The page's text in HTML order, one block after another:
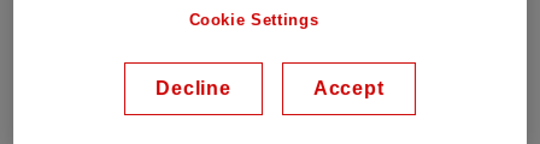
ドンに建設するものです。これは、ロンドンにおい
クトの一つで、2020 年に開始し、2026 年に完了
する予定 です。
Cookie Settings
Decline Accept